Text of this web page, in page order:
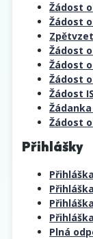
Žádost
Žádost
Žádost
Žádost
Žádost
Žádost
Žádanka
Žádost
Přihlášky
Plná